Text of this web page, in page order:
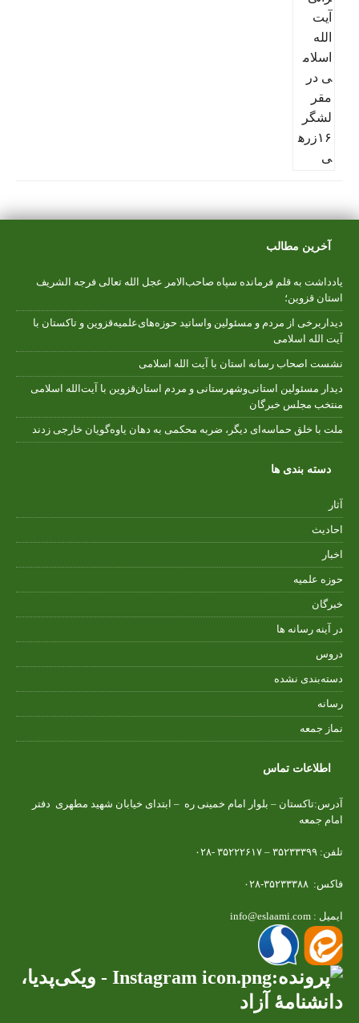
آخرین مطالب
یادداشت به قلم فرمانده سپاه صاحب‌الامر عجل الله تعالی فرجه الشریف
استان قزوین؛
دیداربرخی از مردم و مسئولین واساتید حوزه‌های‌علمیه‌قزوین و تاکستان با
آیت الله اسلامی
نشست اصحاب رسانه استان با آیت الله اسلامی
دیدار مسئولین استانی‌وشهرستانی و مردم‌ استان‌قزوین با آیت‌الله‌ اسلامی
منتخب مجلس‌ خبرگان
ملت با خلق حماسه‌ای دیگر، ضربه محکمی به دهان یاوه‌گویان خارجی زدند
دسته بندی ها
آثار
احادیث
اخبار
حوزه علمیه
خبرگان
در آینه رسانه ها
دروس
دسته‌بندی نشده
رسانه
نماز جمعه
اطلاعات تماس
آدرس:تاکستان – بلوار امام خمینی ره – ابتدای خیابان شهید مطهری دفتر
امام جمعه
تلفن: ۳۵۲۳۳۳۹۹ – ۳۵۲۲۲۶۱۷ -۰۲۸
فاکس: ۳۵۲۳۳۳۸۸-۰۲۸
ایمیل : info@eslaami.com